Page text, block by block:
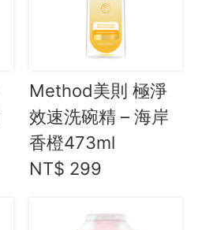
Method美則 極淨
效速洗碗精 – 海岸
香橙473ml
NT$ 299